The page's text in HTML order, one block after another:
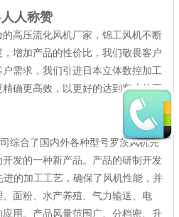
人称赞
高压流化风机厂家，锦工风机不断
增加产品的性价比，我们敬畏客户
需求，我们引进日本立体数控加工
确更高效，以更好的达到客户的要
综合了国内外各种型号罗茨风机先
发的一种新产品。产品的研制开发
进的加工工艺，确保了风机性能，并
面粉、水产养殖、气力输送、电
用。产品风量范围广、分档密、升